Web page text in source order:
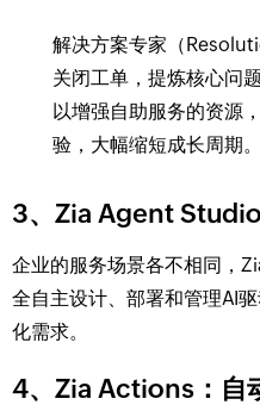
解决方案专家（
关闭工单，提炼核心问
以增强自助服务的资源
验，大幅缩短成长周期。
3、Zia Agent
企业的服务场景各不相同，
全自主设计、部署和管理AI
化需求。
4、Zia Actions：自